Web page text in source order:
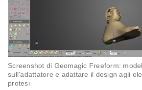
Screenshot di Geomagic Freeform:
sull'adattatore e adattare il design agli
protesi